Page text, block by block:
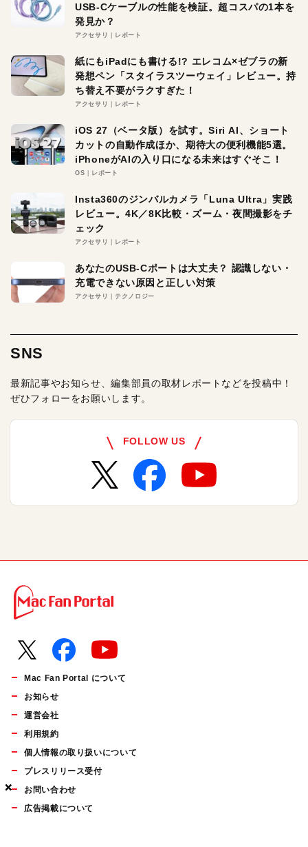
×
×
×
USB-Cケーブルの性能を検証。超コスパの1本を
発見か？
アクセサリ レポート
紙にもiPadにも書ける!? エレコム×ゼブラの新
発想ペン「スタイラスツーウェイ」レビュー。持
ち替え不要がラクすぎた！
アクセサリ レポート
iOS 27（ベータ版）を試す。Siri AI、ショート
カットの自動作成ほか、期待大の便利機能5選。
iPhoneがAIの入り口になる未来はすぐそこ！
OS レポート
Insta360のジンバルカメラ「Luna Ultra」実践
レビュー。4K／8K比較・ズーム・夜間撮影をチ
ェック
アクセサリ レポート
あなたのUSB-Cポートは大丈夫？ 認識しない・
充電できない原因と正しい対策
アクセサリ テクノロジー
SNS
最新記事やお知らせ、編集部員の取材レポートなどを投稿中！
ぜひフォローをお願いします。
FOLLOW US
Mac Fan Portal について
お知らせ
運営会社
利用規約
個人情報の取り扱いについて
プレスリリース受付
お問い合わせ
広告掲載について